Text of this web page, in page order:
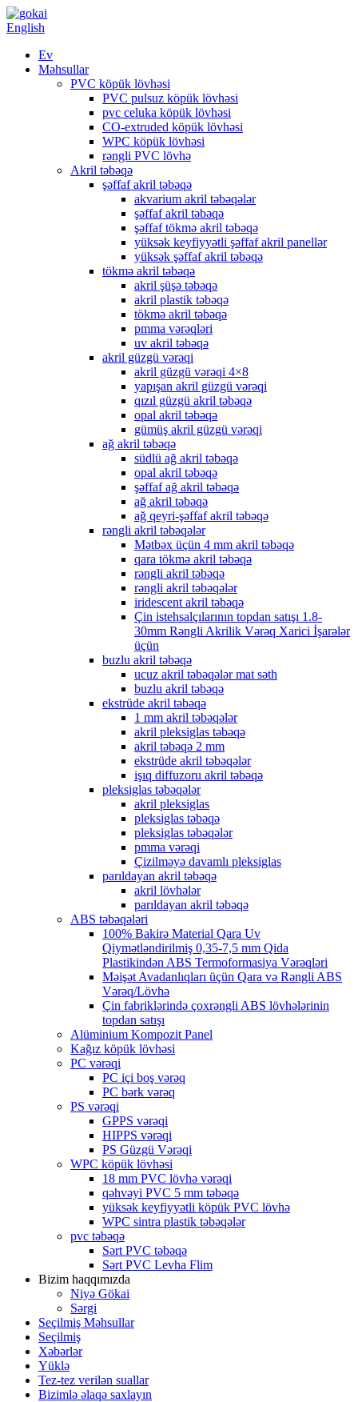
English
Ev
Məhsullar
PVC köpük lövhəsi
PVC pulsuz köpük lövhəsi
pvc celuka köpük lövhəsi
CO-extruded köpük lövhəsi
WPC köpük lövhəsi
rəngli PVC lövhə
Akril təbəqə
şəffaf akril təbəqə
akvarium akril təbəqələr
şəffaf akril təbəqə
şəffaf tökmə akril təbəqə
yüksək keyfiyyətli şəffaf akril panellər
yüksək şəffaf akril təbəqə
tökmə akril təbəqə
akril şüşə təbəqə
akril plastik təbəqə
tökmə akril təbəqə
pmma vərəqləri
uv akril təbəqə
akril güzgü vərəqi
akril güzgü vərəqi 4×8
yapışan akril güzgü vərəqi
qızıl güzgü akril təbəqə
opal akril təbəqə
gümüş akril güzgü vərəqi
ağ akril təbəqə
südlü ağ akril təbəqə
opal akril təbəqə
şəffaf ağ akril təbəqə
ağ akril təbəqə
ağ qeyri-şəffaf akril təbəqə
rəngli akril təbəqələr
Mətbəx üçün 4 mm akril təbəqə
qara tökmə akril təbəqə
rəngli akril təbəqə
rəngli akril təbəqələr
iridescent akril təbəqə
Çin istehsalçılarının topdan satışı 1.8-
30mm Rəngli Akrilik Vərəq Xarici İşarələr
üçün
buzlu akril təbəqə
ucuz akril təbəqələr mat səth
buzlu akril təbəqə
ekstrüde akril təbəqə
1 mm akril təbəqələr
akril pleksiglas təbəqə
akril təbəqə 2 mm
ekstrüde akril təbəqələr
işıq diffuzoru akril təbəqə
pleksiglas təbəqələr
akril pleksiglas
pleksiglas təbəqə
pleksiglas təbəqələr
pmma vərəqi
Çizilməyə davamlı pleksiglas
parıldayan akril təbəqə
akril lövhələr
parıldayan akril təbəqə
ABS təbəqələri
100% Bakirə Material Qara Uv
Qiymətləndirilmiş 0,35-7,5 mm Qida
Plastikindən ABS Termoformasiya Vərəqləri
Məişət Avadanlıqları üçün Qara və Rəngli ABS
Vərəq/Lövhə
Çin fabriklərində çoxrəngli ABS lövhələrinin
topdan satışı
Alüminium Kompozit Panel
Kağız köpük lövhəsi
PC vərəqi
PC içi boş vərəq
PC bərk vərəq
PS vərəqi
GPPS vərəqi
HIPPS vərəqi
PS Güzgü Vərəqi
WPC köpük lövhəsi
18 mm PVC lövhə vərəqi
qəhvəyi PVC 5 mm təbəqə
yüksək keyfiyyətli köpük PVC lövhə
WPC sintra plastik təbəqələr
pvc təbəqə
Sərt PVC təbəqə
Sərt PVC Levha Flim
Bizim haqqımızda
Niyə Gökai
Sərgi
Seçilmiş Məhsullar
Seçilmiş
Xəbərlər
Yüklə
Tez-tez verilən suallar
Bizimlə əlaqə saxlayın